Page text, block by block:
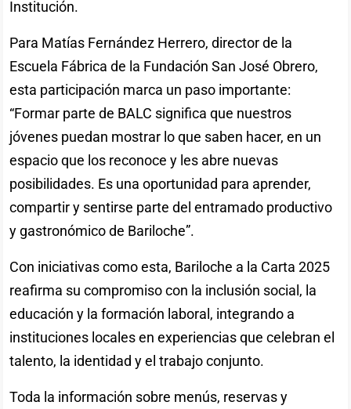
Institución.
Para Matías Fernández Herrero, director de la
Escuela Fábrica de la Fundación San José Obrero,
esta participación marca un paso importante:
“Formar parte de BALC significa que nuestros
jóvenes puedan mostrar lo que saben hacer, en un
espacio que los reconoce y les abre nuevas
posibilidades. Es una oportunidad para aprender,
compartir y sentirse parte del entramado productivo
y gastronómico de Bariloche”.
Con iniciativas como esta, Bariloche a la Carta 2025
reafirma su compromiso con la inclusión social, la
educación y la formación laboral, integrando a
instituciones locales en experiencias que celebran el
talento, la identidad y el trabajo conjunto.
Toda la información sobre menús, reservas y